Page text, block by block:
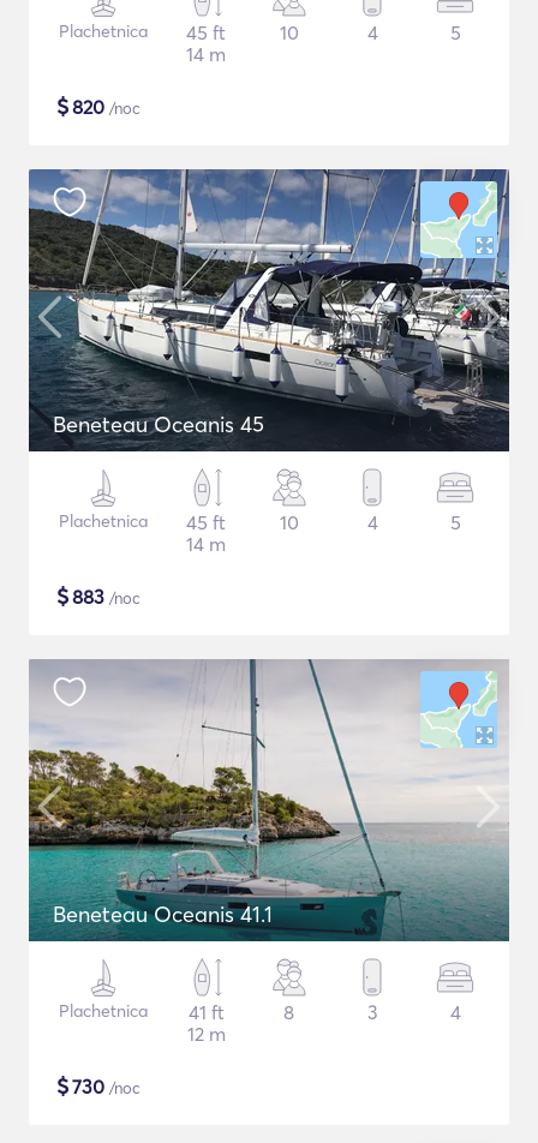
Plachetnica
45 ft
14 m
10 4 5
$820 /noc
Beneteau Oceanis 45
Plachetnica
45 ft
14 m
10 4 5
$883 /noc
Beneteau Oceanis 41.1
Plachetnica
41 ft
12 m
8 3 4
$730 /noc